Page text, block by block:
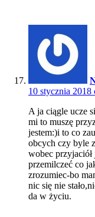
10 stycznia 2018
A ja ciągle ucze
mi to muszę
jestem:)i to co
obcych czy byle
wobec
przemilczeć co
zrozumiec-bo
nic się nie
da w życiu.